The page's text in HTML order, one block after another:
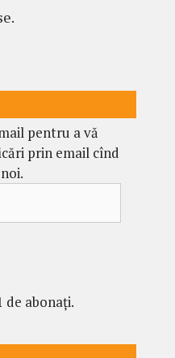
pentru a vă
prin email cînd
abonați.